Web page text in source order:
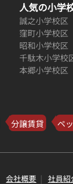
人気の小学
誠之小学校区
窪町小学校区
昭和小学校区
千駄木小学校
本郷小学校区
分譲賃貸 ペ
会社概要 社員紹